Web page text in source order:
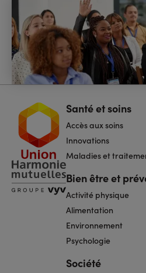
Navigation
de
page
Santé et soins
Accès aux soins
Innovations
Maladies et
Bien être et
Activité physique
Alimentation
Environnement
Psychologie
Société